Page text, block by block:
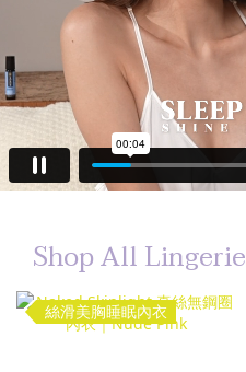
Shop All Lingerie
絲滑美胸睡眠內衣